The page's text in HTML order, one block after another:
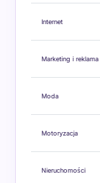
Internet
Marketing i reklama
Moda
Motoryzacja
Nieruchomości